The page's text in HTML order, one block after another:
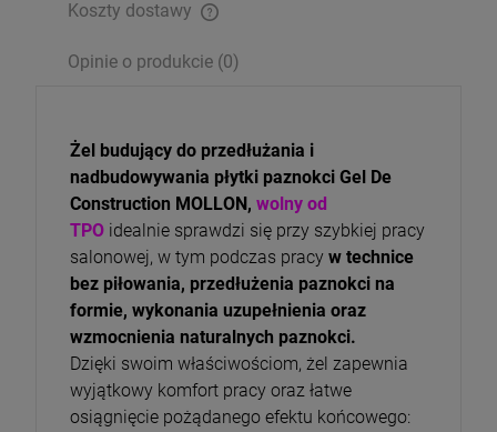
Koszty dostawy
Opinie o produkcie (0)
Żel budujący do przedłużania i
nadbudowywania płytki paznokci Gel De
Construction MOLLON, wolny od
TPO idealnie sprawdzi się przy szybkiej pracy
salonowej, w tym podczas pracy w technice
bez piłowania, przedłużenia paznokci na
formie, wykonania uzupełnienia oraz
wzmocnienia naturalnych paznokci.
Dzięki swoim właściwościom, żel zapewnia
wyjątkowy komfort pracy oraz łatwe
osiągnięcie pożądanego efektu końcowego: